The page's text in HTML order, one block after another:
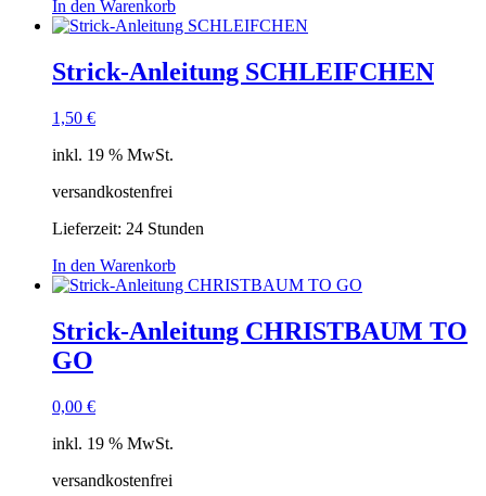
In den Warenkorb
Strick-Anleitung SCHLEIFCHEN
1,50 €
inkl. 19 % MwSt.
versandkostenfrei
Lieferzeit: 24 Stunden
In den Warenkorb
Strick-Anleitung CHRISTBAUM TO
GO
0,00 €
inkl. 19 % MwSt.
versandkostenfrei